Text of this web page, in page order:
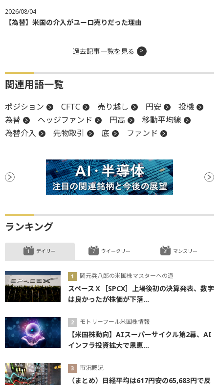
2026/08/04
【為替】米国の介入がユーロ売りだった理由
過去記事一覧を見る
関連用語一覧
ポジション CFTC 売り越し 円安
投機
為替
ヘッジファンド 円高
移動平均線
為替介入
先物取引 底 ファンド
ランキング
デイリー
岡元兵八郎の米国株マスターへの道
スペースＸ［SPCX］上場後初の決算発表、数字
は良かったが株価が下落...
モトリーフール米国株情報
【米国株動向】AIスーパーサイクル第2幕、AI
インフラ投資拡大で恩恵...
市況概況
（まとめ）日経平均は617円安の65,683円で反
ウイークリー マンスリー